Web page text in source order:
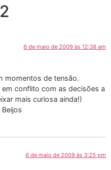
6 de maio de 2009 às 12:38 am
momentos de tensão.
conflito com as decisões a
mais curiosa ainda!)
6 de maio de 2009 às 3:25 pm